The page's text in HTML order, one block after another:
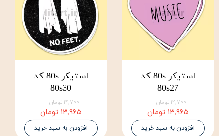
استیکر 80s کد
80s27
۱۴,۷۰۰ تومان
۱۳,۹۶۵ تومان
افزودن به سبد خرید
استیکر 80s کد
80s30
۱۴,۷۰۰ تومان
۱۳,۹۶۵ تومان
افزودن به سبد خرید